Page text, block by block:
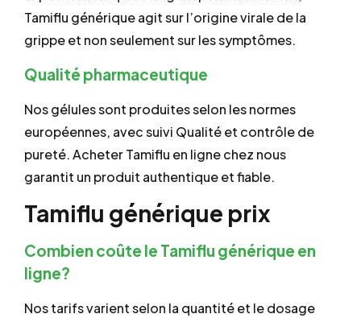
Tamiflu générique agit sur l’origine virale de la
grippe et non seulement sur les symptômes.
Qualité pharmaceutique
Nos gélules sont produites selon les normes
européennes, avec suivi Qualité et contrôle de
pureté. Acheter Tamiflu en ligne chez nous
garantit un produit authentique et fiable.
Tamiflu générique prix
Combien coûte le Tamiflu générique en
ligne?
Nos tarifs varient selon la quantité et le dosage